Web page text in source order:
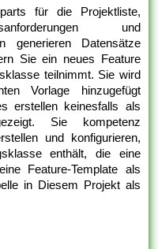
für die Projektliste,
und
generieren Datensätze
Sie ein neues Feature
teilnimmt. Sie wird
Vorlage hinzugefügt
erstellen keinesfalls als
Sie kompetenz
und konfigurieren,
enthält, die eine
Feature-Template als
in Diesem Projekt als